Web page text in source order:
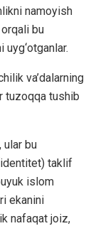
namoyish
bu
va’dalarning
tuzoqqa tushib
ular bu
taklif
islom
ekanini
nafaqat joiz,